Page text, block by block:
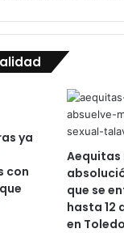
ya
con
Aequitas
que se
hasta 12
en Toledo